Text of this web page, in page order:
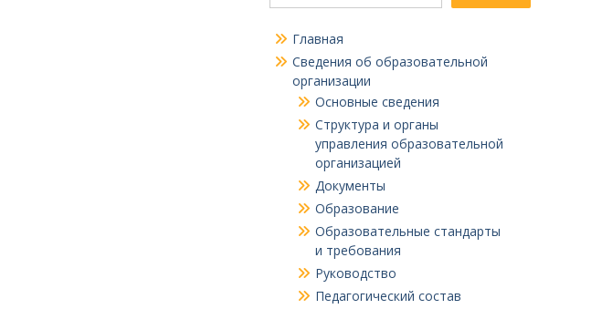
Главная
Сведения об образовательной
организации
Основные сведения
Структура и органы
управления образовательной
организацией
Документы
Образование
Образовательные стандарты
и требования
Руководство
Педагогический состав